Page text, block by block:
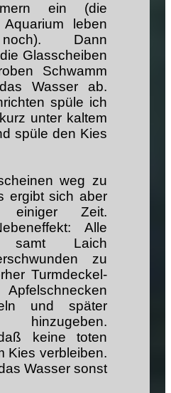
ein (die
leben
Dann
Glasscheiben
Schwamm
Wasser ab.
spüle ich
unter kaltem
spüle den Kies
weg zu
ergibt sich aber
Zeit.
Alle
samt Laich
zu
Turmdeckel-
und später
keine toten
Kies verbleiben.
Wasser sonst